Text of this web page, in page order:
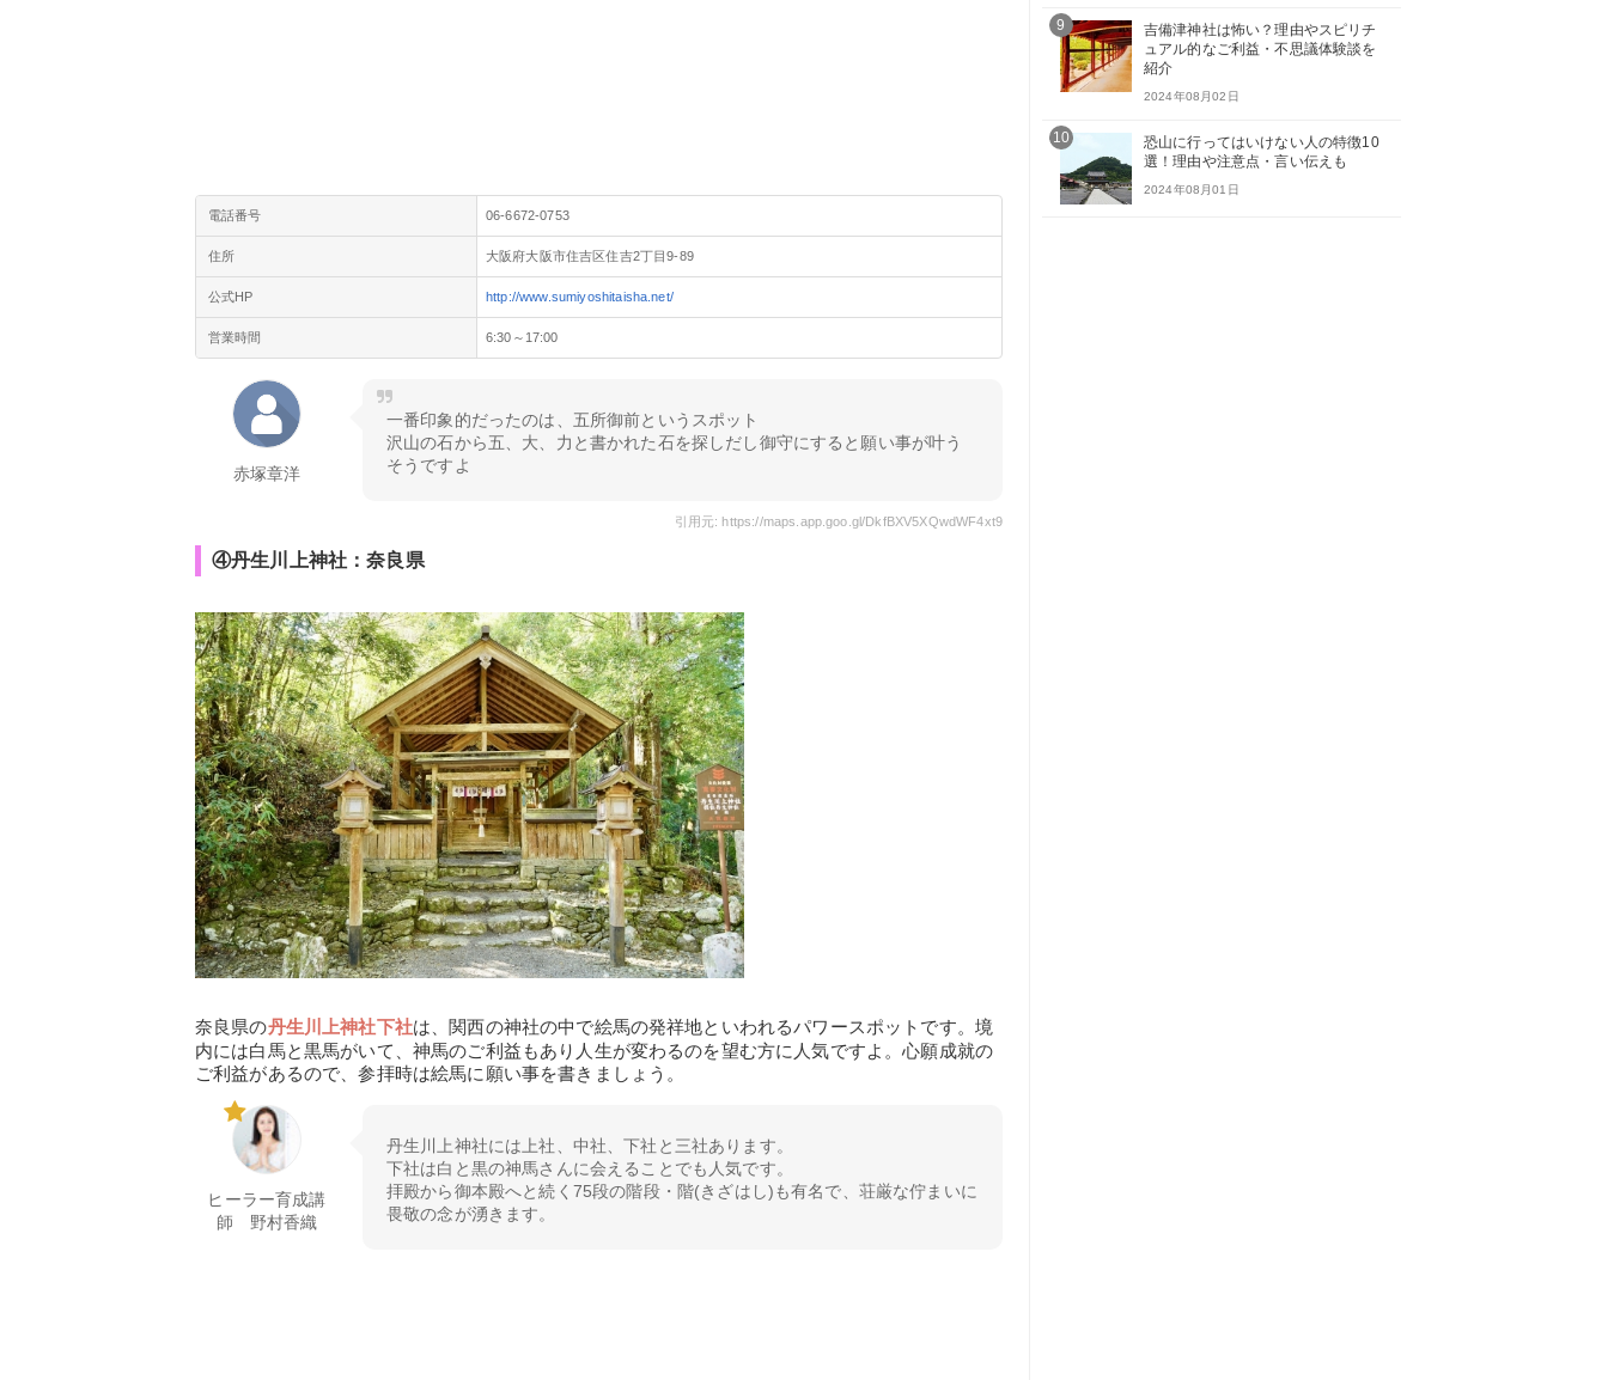
電話番号 06-6672-0753
住所 大阪府大阪市住吉区住吉2丁目9-89
公式HP http://www.sumiyoshitaisha.net/
営業時間 6:30～17:00
赤塚章洋
一番印象的だったのは、五所御前というスポット
沢山の石から五、大、力と書かれた石を探しだし御守にすると願い事が叶う
そうですよ
引用元: https://maps.app.goo.gl/DkfBXV5XQwdWF4xt9
④丹生川上神社：奈良県
奈良県の丹生川上神社下社は、関西の神社の中で絵馬の発祥地といわれるパワースポットです。境
内には白馬と黒馬がいて、神馬のご利益もあり人生が変わるのを望む方に人気ですよ。心願成就の
ご利益があるので、参拝時は絵馬に願い事を書きましょう。
ヒーラー育成講
師 野村香織
丹生川上神社には上社、中社、下社と三社あります。
下社は白と黒の神馬さんに会えることでも人気です。
拝殿から御本殿へと続く75段の階段・階(きざはし)も有名で、荘厳な佇まいに
畏敬の念が湧きます。
9
吉備津神社は怖い？理由やスピリチ
ュアル的なご利益・不思議体験談を
紹介
2024年08月02日
10
恐山に行ってはいけない人の特徴10
選！理由や注意点・言い伝えも
2024年08月01日